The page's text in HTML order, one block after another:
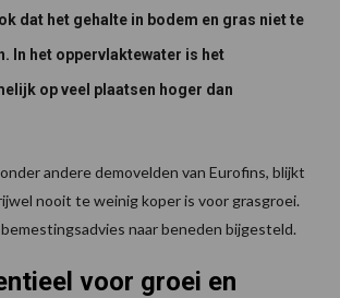
dat het gehalte in bodem en gras niet te
In het oppervlaktewater is het
op veel plaatsen hoger dan
andere demovelden van Eurofins, blijkt
nooit te weinig koper is voor grasgroei.
naar beneden bijgesteld.
voor groei en